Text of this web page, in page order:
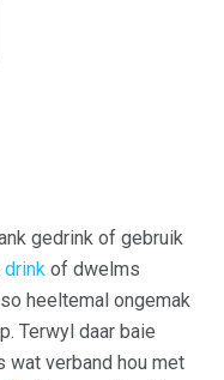
gedrink of gebruik
drink of dwelms
heeltemal ongemak
Terwyl daar baie
verband hou met